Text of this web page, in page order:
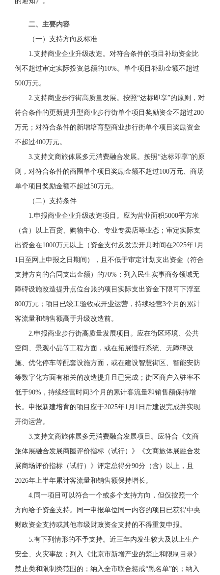
二、主要内容
（一） 支持方向及标准
1.支持商业企业升级改造。 对符合条件的项目 补助资金比
例不超过审定实际投资总额的10%。单个项目补助金额不超过
500万元。
2.支持商业步行街高质量发展。 按照“达标即享”的原则， 对
符合条件的更新提升型商业步行街单个项目奖励资金不超过200
万元；对符合条件的新增培育型商业步行街单个项目奖励资金
不超过400万元。
3.支持文商旅体展多元消费融合发展。 按照“达标即享”的原
则，对符合条件的商圈单个项目奖励金额不超过100万元、商场
单个项目奖励金额不超过50万元。
（二）支持条件
1.申报商业企业升级改造项目。 应为营业面积5000平方米
（含）以上百货、购物中心、专业专卖店等业态；审定实际支
出资金在1000万元以上（资金支付及发票开具时间在2025年1月
1日至网上申报之日期间），且不低于审定计划支出资金（符合
支持方向的合同支出金额）的70%；列入民生实事商务领域无
障碍设施改造提升点位台账的项目实际支出资金下限可下浮至
800万元；项目已竣工验收或开业运营，持续经营3个月的累计
客流量和销售额高于升级改造前。
2.申报商业步行街高质量发展项目。 应在街区环境、公共
空间、景观小品等工程方面，或在拓展慢行系统、无障碍设
施、优化停车等配套设施方面，或在建设智慧街区、智能安防
等数字化方面有相关的改造提升且已完成；街区商户入驻率不
低于90%，持续经营时间3个月的累计客流量和销售额保持增
长。申报新建培育的项目应于2025年1月1日后建设完成并实现
开街运营。
3.支持文商旅体展多元消费融合发展项目。 应符合《文商
旅体展融合发展商圈评价指标（试行）》《文商旅体展融合发
展商场评价指标（试行）》评定总得分90分（含）以上，且
2026年上半年累计客流量和销售额保持增长。
4.同一项目可以符合一个或多个支持方向，但仅按照一个
方向给予资金支持。同一申报单位同一内容的项目已获得中央
财政资金支持或其他市级财政资金支持的不得重复申报。
5.有下列情形的不予支持。 近三年内发生较大及以上生产
安全、火灾事故；列入《北京市新增产业的禁止和限制目录》
禁止类和限制类范围的；纳入全市联合惩戒“黑名单”的；纳入